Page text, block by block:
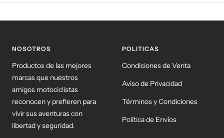
NOSOTROS
Productos de las mejores
marcas que nuestros
amigos motociclistas
reconocen y prefieren para
vivir sus aventuras con
libertad y seguridad.
POLITICAS
Condiciones de Venta
Aviso de Privacidad
Términos y Condiciones
Política de Envíos